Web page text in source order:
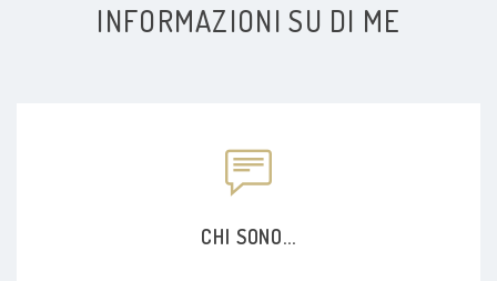
INFORMAZIONI SU DI ME
CHI SONO...